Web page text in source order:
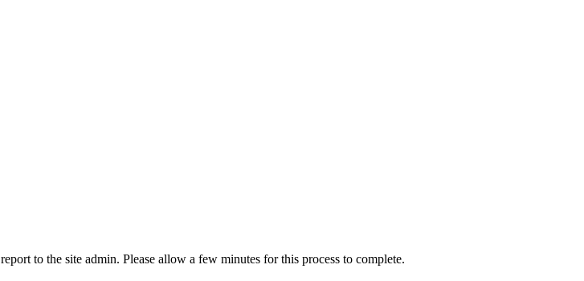
to the site admin. Please allow a few minutes for this process to complete.